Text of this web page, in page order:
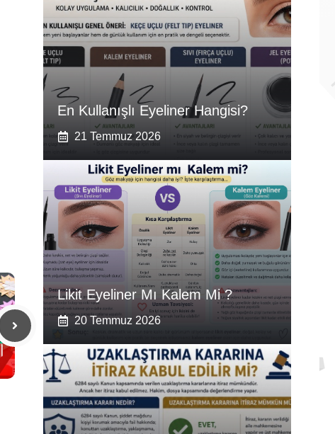
En Kullanışlı Eyeliner Hangisi?
21 Temmuz 2026
Likit Eyeliner Mı Kalem Mi ?
20 Temmuz 2026